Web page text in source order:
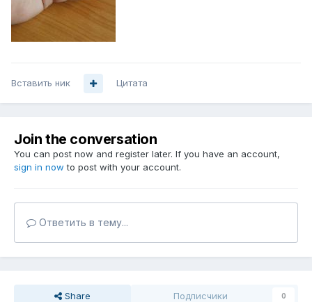
Вставить ник Цитата
Join the conversation
You can post now and register later. If you have an account,
sign in now to post with your account.
Ответить в тему...
Share Подписчики 0